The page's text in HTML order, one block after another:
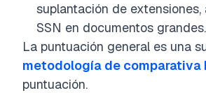
suplantación de
SSN en documentos grandes.
La puntuación general es una
metodología de comparativa
puntuación.